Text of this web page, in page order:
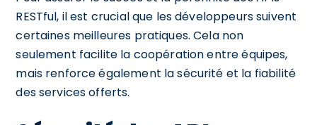
RESTful, il est crucial que les développeurs suivent
certaines meilleures pratiques. Cela non
seulement facilite la coopération entre équipes,
mais renforce également la sécurité et la fiabilité
des services offerts.